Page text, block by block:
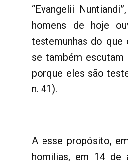
“Evangelii
homens de hoje
testemunhas do que
se também
porque eles são
n. 41).
A esse propósito,
homilias, em 14 de